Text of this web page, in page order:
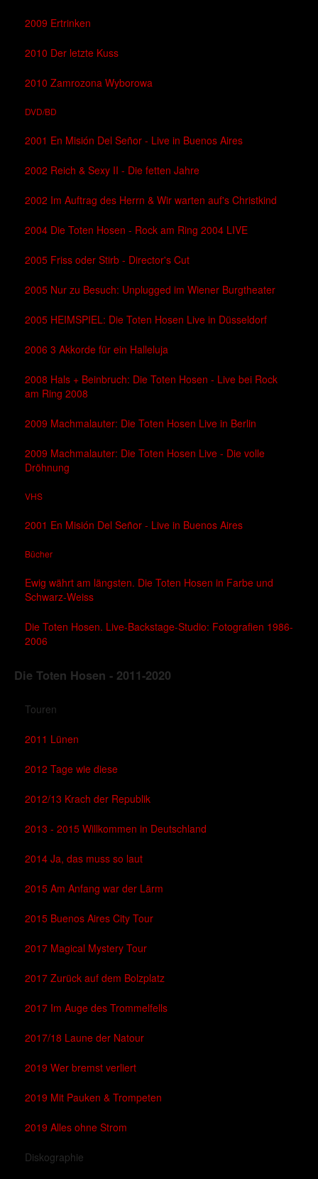
2009 Ertrinken
2010 Der letzte Kuss
2010 Zamrozona Wyborowa
DVD/BD
2001 En Misión Del Señor - Live in Buenos Aires
2002 Reich & Sexy II - Die fetten Jahre
2002 Im Auftrag des Herrn & Wir warten auf's Christkind
2004 Die Toten Hosen - Rock am Ring 2004 LIVE
2005 Friss oder Stirb - Director's Cut
2005 Nur zu Besuch: Unplugged im Wiener Burgtheater
2005 HEIMSPIEL: Die Toten Hosen Live in Düsseldorf
2006 3 Akkorde für ein Halleluja
2008 Hals + Beinbruch: Die Toten Hosen - Live bei Rock
am Ring 2008
2009 Machmalauter: Die Toten Hosen Live in Berlin
2009 Machmalauter: Die Toten Hosen Live - Die volle
Dröhnung
VHS
2001 En Misión Del Señor - Live in Buenos Aires
Bücher
Ewig währt am längsten. Die Toten Hosen in Farbe und
Schwarz-Weiss
Die Toten Hosen. Live-Backstage-Studio: Fotografien 1986-
2006
Die Toten Hosen - 2011-2020
Touren
2011 Lünen
2012 Tage wie diese
2012/13 Krach der Republik
2013 - 2015 Willkommen in Deutschland
2014 Ja, das muss so laut
2015 Am Anfang war der Lärm
2015 Buenos Aires City Tour
2017 Magical Mystery Tour
2017 Zurück auf dem Bolzplatz
2017 Im Auge des Trommelfells
2017/18 Laune der Natour
2019 Wer bremst verliert
2019 Mit Pauken & Trompeten
2019 Alles ohne Strom
Diskographie